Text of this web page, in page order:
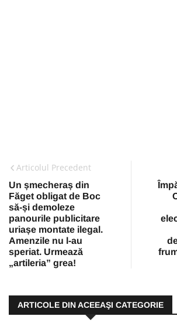
Articolul Precedent
Un șmecheraș din
Făget obligat de Boc
să-și demoleze
panourile publicitare
uriașe montate ilegal.
Amenzile nu l-au
speriat. Urmează
„artileria” grea!
ARTICOLE DIN ACEEAŞI CATEGORIE